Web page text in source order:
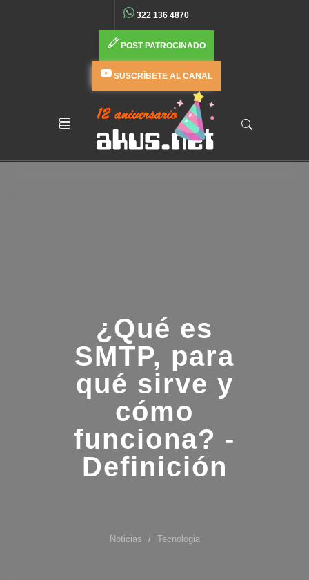
322 136 4870
POST PATROCINADO
SUSCRÍBETE AL CANAL
¿Qué es
SMTP, para
qué sirve y
cómo
funciona? -
Definición
Noticias Tecnologia